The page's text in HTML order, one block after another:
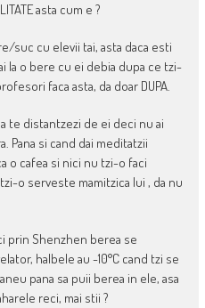
asta cum e ?
suc cu elevii tai, asta daca esti
la o bere cu ei debia dupa ce tzi-
faca asta, da doar DUPA.
te distantzezi de ei deci nu ai
Pana si cand dai meditatzii
o cafea si nici nu tzi-o faci
o serveste mamitzica lui , da nu
prin Shenzhen berea se
halbele au -10°C cand tzi se
pana sa puii berea in ele, asa
reci, mai stii ?